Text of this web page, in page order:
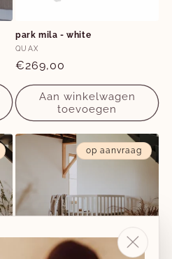
park mila - white
Verkoper:
QUAX
Normale
prijs
€269,00
Aan winkelwagen
toevoegen
op aanvraag